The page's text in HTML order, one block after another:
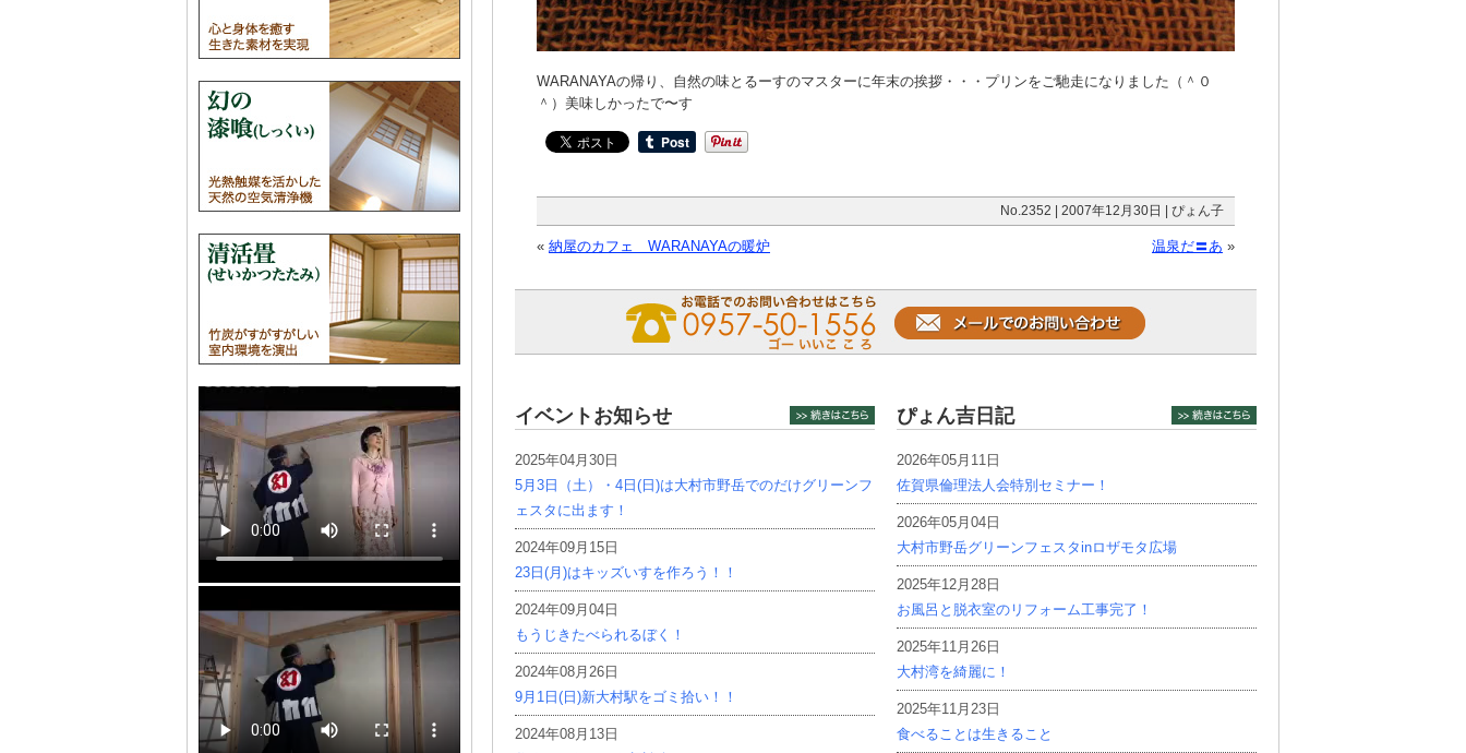
WARANAYAの帰り、自然の味とるーすのマスターに年末の挨拶・・・プリンをご馳走になりました（＾０
＾）美味しかったで〜す
No.2352 | 2007年12月30日 | ぴょん子
« 納屋のカフェ WARANAYAの暖炉 温泉だ〓あ »
イベントお知らせ
2025年04月30日
5月3日（土）・4日(日)は大村市野岳でのだけグリーンフ
ェスタに出ます！
2024年09月15日
23日(月)はキッズいすを作ろう！！
2024年09月04日
もうじきたべられるぼく！
2024年08月26日
9月1日(日)新大村駅をゴミ拾い！！
2024年08月13日
ぴょん吉日記
2026年05月11日
佐賀県倫理法人会特別セミナー！
2026年05月04日
大村市野岳グリーンフェスタinロザモタ広場
2025年12月28日
お風呂と脱衣室のリフォーム工事完了！
2025年11月26日
大村湾を綺麗に！
2025年11月23日
食べることは生きること